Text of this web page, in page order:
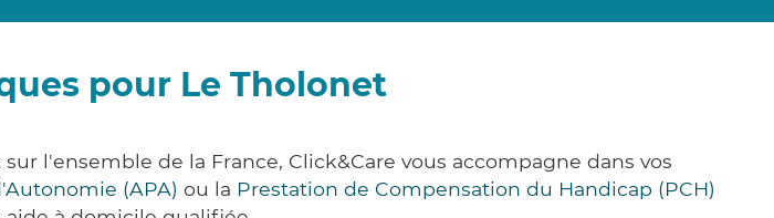
pour Le Tholonet
l'ensemble de la France, Click&Care vous accompagne dans vos
(APA) ou la Prestation de Compensation du Handicap (PCH)